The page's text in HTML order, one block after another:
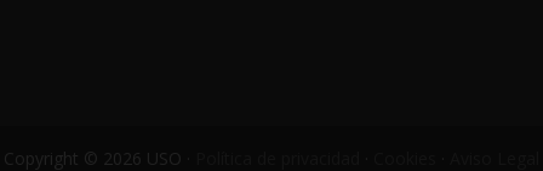
Copyright © 2026 USO ·